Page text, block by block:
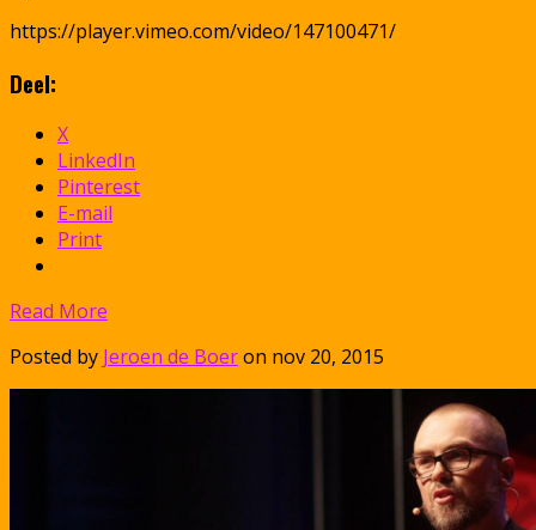
https://player.vimeo.com/video/147100471/
Deel:
X
LinkedIn
Pinterest
E-mail
Print
Read More
Posted by Jeroen de Boeron nov 20, 2015